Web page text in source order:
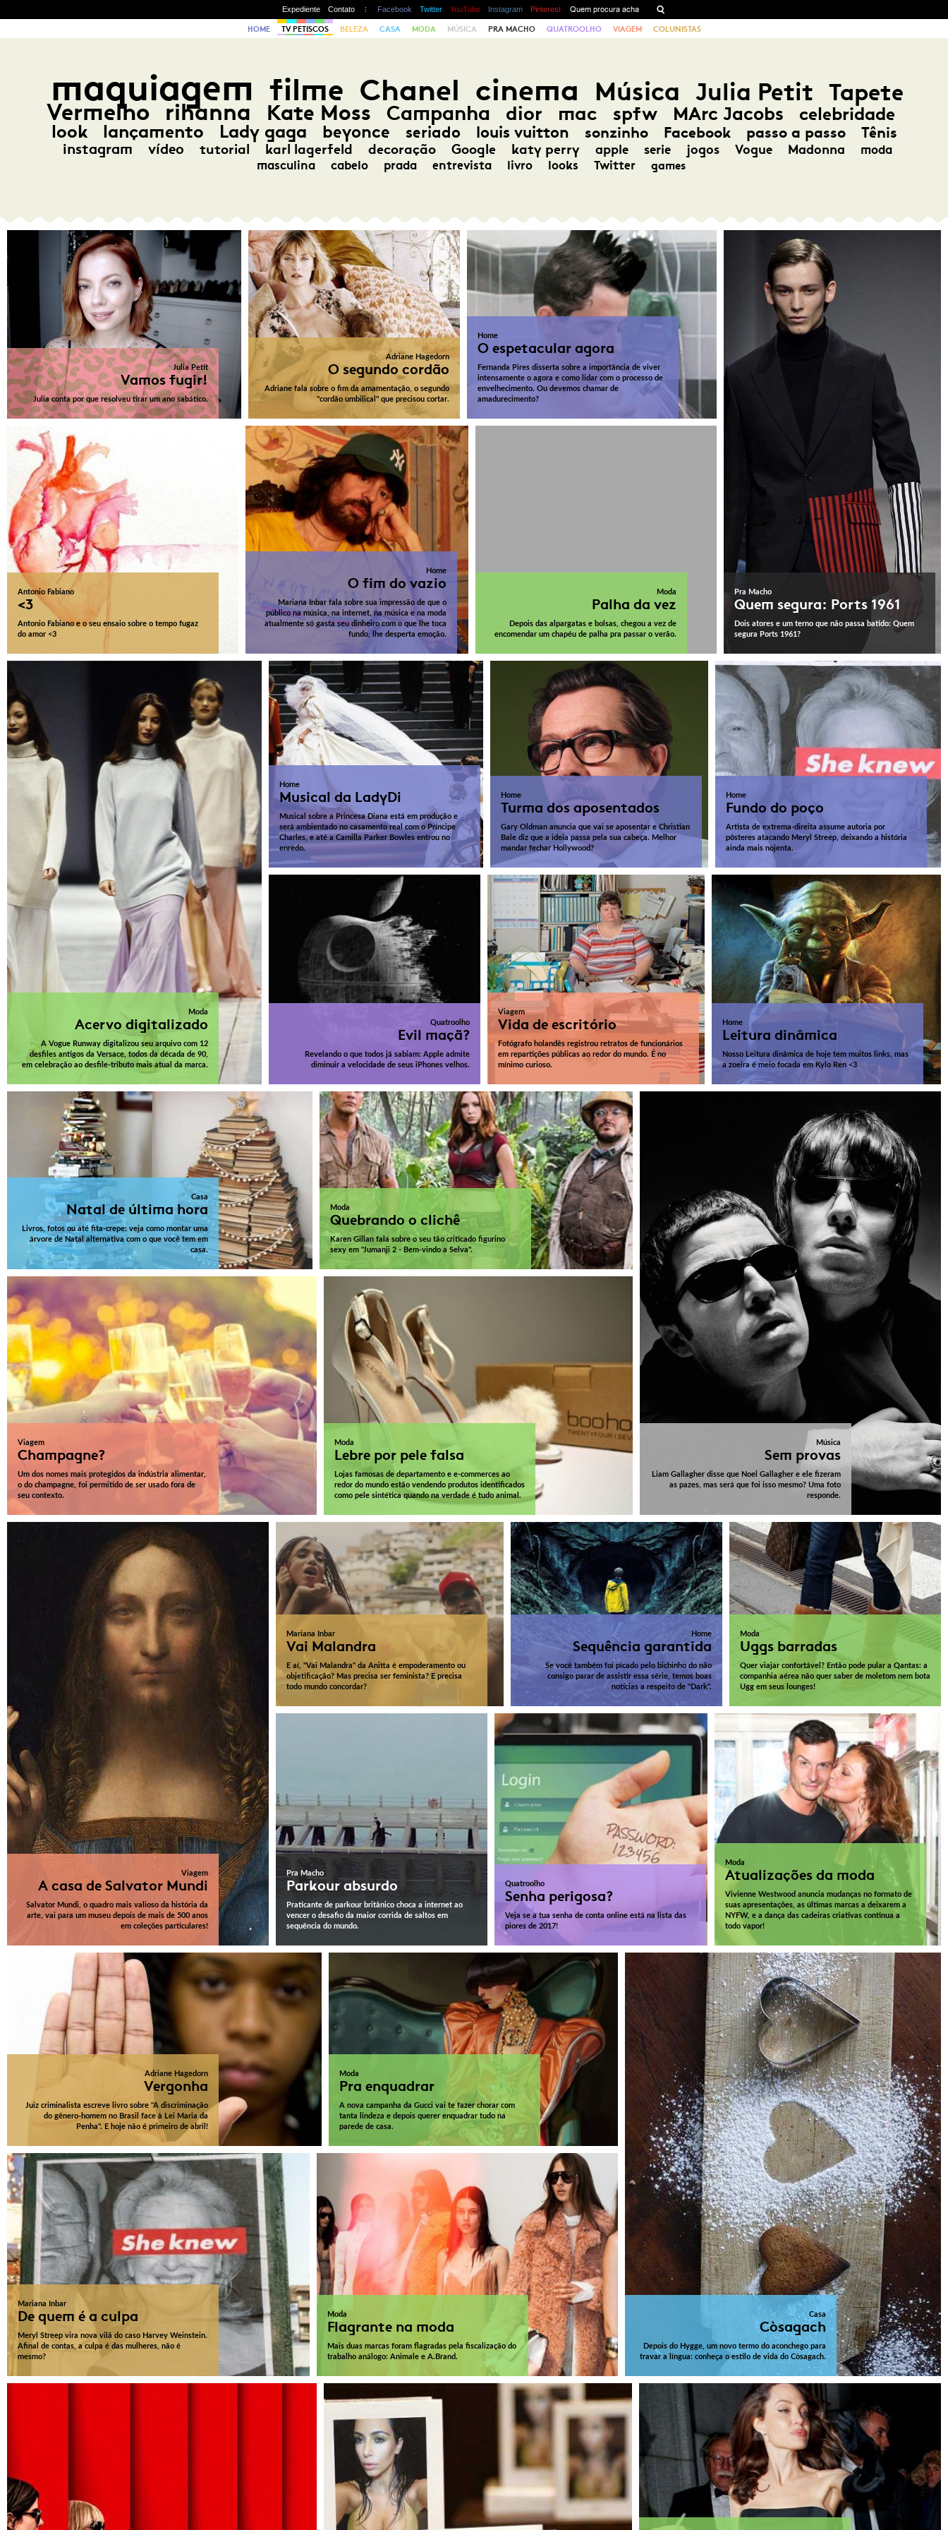
Expediente Contato Facebook Twitter YouTube Instagram Pinterest
HOME TV PETISCOS BELEZA CASA MODA MÚSICA PRA MACHO QUATROOLHO VIAGEM COLUNISTAS
maquiagem filme Chanel cinema Música Julia Petit Tapete
Vermelho rihanna Kate Moss Campanha dior mac spfw MArc Jacobs
celebridade
look
lançamento Lady gaga beyonce seriado louis vuitton sonzinho Facebook passo a passo Tênis
instagram vídeo tutorial karl lagerfeld decoração Google katy perry apple serie jogos Vogue Madonna
moda
masculina
cabelo prada entrevista livro looks Twitter games
Julia Petit
Vamos fugir!
Julia conta por que resolveu tirar um ano sabático.
Adriane Hagedorn
O segundo cordão
Adriane fala sobre o fim da amamentação, o segundo
"cordão umbilical" que precisou cortar.
Home
O espetacular agora
Fernanda Pires disserta sobre a importância de viver
intensamente o agora e como lidar com o processo de
envelhecimento. Ou devemos chamar de
amadurecimento?
Antonio Fabiano
<3
Antonio Fabiano e o seu ensaio sobre o tempo fugaz
do amor <3
Home
O fim do vazio
Mariana Inbar fala sobre sua impressão de que o
público na música, na internet, na música e na moda
atualmente só gasta seu dinheiro com o que lhe toca
fundo, lhe desperta emoção.
Moda
Palha da vez
Depois das alpargatas e bolsas, chegou a vez de
encomendar um chapéu de palha pra passar o verão.
Pra Macho
Quem segura: Ports 1961
Dois atores e um terno que não passa batido: Quem
segura Ports 1961?
Home
Musical da LadyDi
Musical sobre a Princesa Diana está em produção e
será ambientado no casamento real com o Príncipe
Charles, e até a Camilla Parker Bowles entrou no
enredo.
Home
Turma dos aposentados
Gary Oldman anuncia que vai se aposentar e Christian
Bale diz que a ideia passa pela sua cabeça. Melhor
mandar fechar Hollywood?
Home
Fundo do poço
Artista de extrema-direita assume autoria por
pôsteres atacando Meryl Streep, deixando a história
ainda mais nojenta.
Quatroolho
Evil maçã?
Revelando o que todos já sabiam: Apple admite
diminuir a velocidade de seus iPhones velhos.
Viagem
Vida de escritório
Fotógrafo holandês registrou retratos de funcionários
em repartições públicas ao redor do mundo. É no
mínimo curioso.
Home
Leitura dinâmica
Nosso Leitura dinâmica de hoje tem muitos links, mas
a zoeira é meio focada em Kylo Ren <3
Moda
Acervo digitalizado
A Vogue Runway digitalizou seu arquivo com 12
desfiles antigos da Versace, todos da década de 90,
em celebração ao desfile-tributo mais atual da marca.
Casa
Natal de última hora
Livros, fotos ou até fita-crepe: veja como montar uma
árvore de Natal alternativa com o que você tem em
casa.
Moda
Quebrando o clichê
Karen Gillan fala sobre o seu tão criticado figurino
sexy em "Jumanji 2 - Bem-vindo a Selva".
Viagem
Champagne?
Um dos nomes mais protegidos da indústria alimentar,
o do champagne, foi permitido de ser usado fora de
seu contexto.
Moda
Lebre por pele falsa
Lojas famosas de departamento e e-commerces ao
redor do mundo estão vendendo produtos identificados
como pele sintética quando na verdade é tudo animal.
Música
Sem provas
Liam Gallagher disse que Noel Gallagher e ele fizeram
as pazes, mas será que foi isso mesmo? Uma foto
responde.
Mariana Inbar
Vai Malandra
E aí, "Vai Malandra" da Anitta é empoderamento ou
objetificação? Mas precisa ser feminista? E precisa
todo mundo concordar?
Home
Sequência garantida
Se você também foi picado pelo bichinho do não
consigo parar de assistir essa série, temos boas
notícias a respeito de "Dark".
Moda
Uggs barradas
Quer viajar confortável? Então pode pular a Qantas: a
companhia aérea não quer saber de moletom nem bota
Ugg em seus lounges!
Pra Macho
Parkour absurdo
Praticante de parkour britânico choca a internet ao
vencer o desafio da maior corrida de saltos em
sequência do mundo.
Quatroolho
Senha perigosa?
Veja se a tua senha de conta online está na lista das
piores de 2017!
Moda
Atualizações da moda
Vivienne Westwood anuncia mudanças no formato de
suas apresentações, as últimas marcas a deixarem a
NYFW, e a dança das cadeiras criativas continua a
todo vapor!
Viagem
A casa de Salvator Mundi
Salvator Mundi, o quadro mais valioso da história da
arte, vai para um museu depois de mais de 500 anos
em coleções particulares!
Adriane Hagedorn
Vergonha
Juiz criminalista escreve livro sobre "A discriminação
do gênero-homem no Brasil face à Lei Maria da
Penha". E hoje não é primeiro de abril!
Moda
Pra enquadrar
A nova campanha da Gucci vai te fazer chorar com
tanta lindeza e depois querer enquadrar tudo na
parede de casa.
Mariana Inbar
De quem é a culpa
Meryl Streep vira nova vilã do caso Harvey Weinstein.
Afinal de contas, a culpa é das mulheres, não é
mesmo?
Moda
Flagrante na moda
Mais duas marcas foram flagradas pela fiscalização do
trabalho análogo: Animale e A.Brand.
Casa
Còsagach
Depois do Hygge, um novo termo do aconchego para
travar a língua: conheça o estilo de vida do Còsagach.